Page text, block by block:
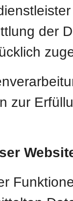
der
zur